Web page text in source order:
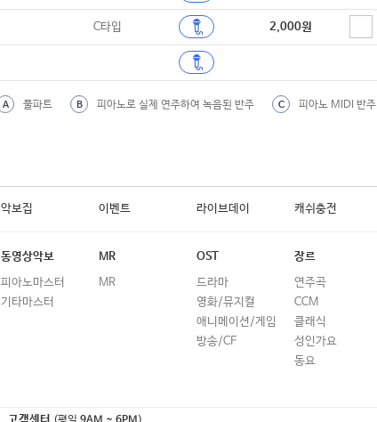
C타입 2,000원
A 풀파트 B 피아노로 실제 연주하여 녹음된 반주 C 피아노 MIDI 반주
악보집 이벤트 라이브데이 캐쉬충전
동영상악보
피아노마스터
기타마스터
MR
MR
OST
드라마
영화/뮤지컬
애니메이션/게임
방송/CF
장르
연주곡
CCM
클래식
성인가요
동요